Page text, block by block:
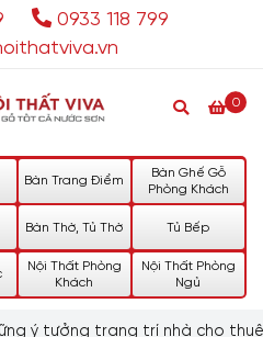
0933 118 799
0
Bàn Trang Điểm
Bàn Ghế Gỗ
Phòng Khách
Bàn Thờ, Tủ Thờ Tủ Bếp
Nội Thất Phòng
Khách
Nội Thất Phòng
Ngủ
ý tưởng trang trí nhà cho